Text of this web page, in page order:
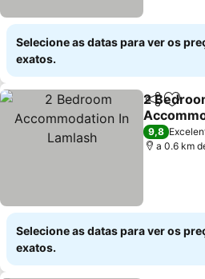
Selecione as datas para ver os
exatos.
Partilhar
2
Lamlash
Ver
9,8
a 0.6 km
Selecione as datas para ver os
exatos.